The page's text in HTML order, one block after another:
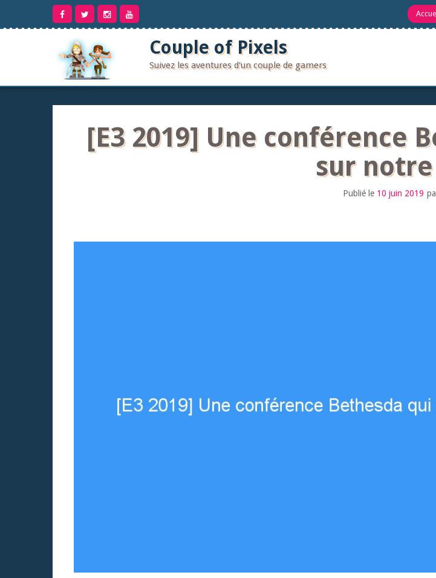
contenu
Couple of Pixels
Suivez les aventures d'un couple de gamers
[E3 2019] Une conférence
sur
Publié le 10 juin 2019